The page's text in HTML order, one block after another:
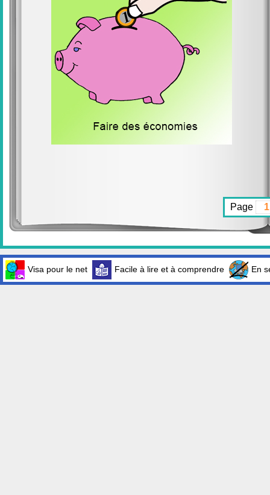
Page
Visa pour le net Facile à lire et à comprendre En